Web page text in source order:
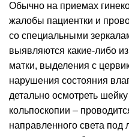
Обычно на приемах
жалобы пациентки и
со специальными
выявляются какие-либо
матки, выделения с
нарушения состояния
детально осмотреть
кольпоскопии –
направленного света под